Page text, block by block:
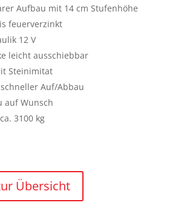
Aufbau mit 14 cm Stufenhöhe
feuerverzinkt
12 V
leicht ausschiebbar
Steinimitat
Auf/Abbau
auf Wunsch
3100 kg
Übersicht